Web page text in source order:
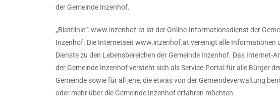
der Gemeinde Inzenhof.
„Blattlinie“: www.inzenhof.at ist der Online-Informationsdienst der
Inzenhof. Die Internetseit www.inzenhof.at vereinigt alle Informationen
Dienste zu den Lebensbereichen der Gemeinde Inzenhof. Das Internet-
der Gemeinde Inzenhof versteht sich als Service-Portal für alle Bürger
Gemeinde sowie für all jene, die etwas von der Gemeindeverwaltung
oder mehr über die Gemeinde Inzenhof erfahren möchten.